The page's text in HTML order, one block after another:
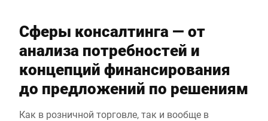
Сферы консалтинга — от
анализа потребностей и
концепций финансирования
до предложений по решениям
Как в розничной торговле, так и вообще в